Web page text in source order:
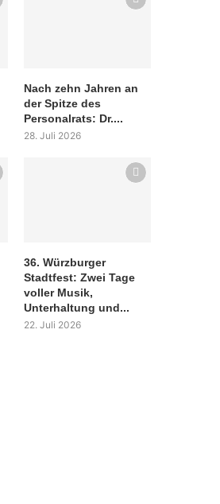
Nach zehn Jahren an
der Spitze des
Personalrats: Dr....
28. Juli 2026
36. Würzburger
Stadtfest: Zwei Tage
voller Musik,
Unterhaltung und...
22. Juli 2026